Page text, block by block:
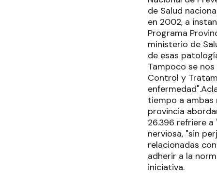
de Salud
en 2002, a
Programa
ministerio de
de esas
Tampoco se
Control y
tiempo a ambas
provincia
26.396 refriere
nerviosa, "sin
relacionadas
adherir a la
iniciativa.